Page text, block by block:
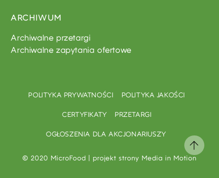
ARCHIWUM
Archiwalne przetargi
Archiwalne zapytania ofertowe
POLITYKA PRYWATNOŚCI POLITYKA JAKOŚCI
CERTYFIKATY PRZETARGI
OGŁOSZENIA DLA AKCJONARIUSZY
© 2020 MicroFood | projekt strony Media in Motion